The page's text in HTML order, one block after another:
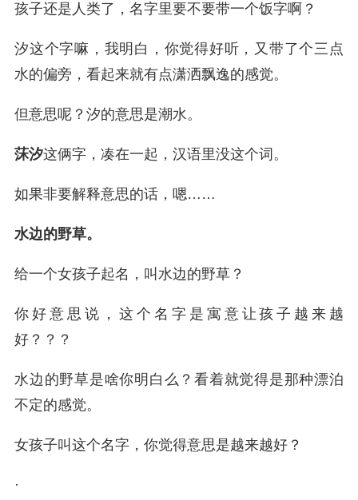
孩子还是人类了，名字里要不要带一个饭字啊？
汐这个字嘛，我明白，你觉得好听，又带了个三点
水的偏旁，看起来就有点潇洒飘逸的感觉。
但意思呢？汐的意思是潮水。
莯汐这俩字，凑在一起，汉语里没这个词。
如果非要解释意思的话，嗯……
水边的野草。
给一个女孩子起名，叫水边的野草？
你好意思说，这个名字是寓意让孩子越来越
好？？？
水边的野草是啥你明白么？看着就觉得是那种漂泊
不定的感觉。
女孩子叫这个名字，你觉得意思是越来越好？
·